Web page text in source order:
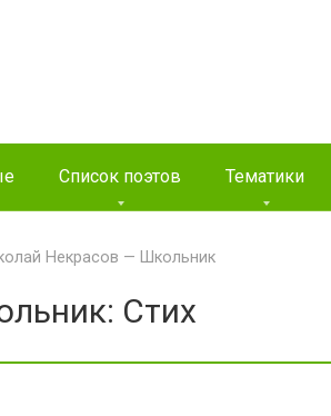
Список поэтов Тематики
Некрасов — Школьник
Стих